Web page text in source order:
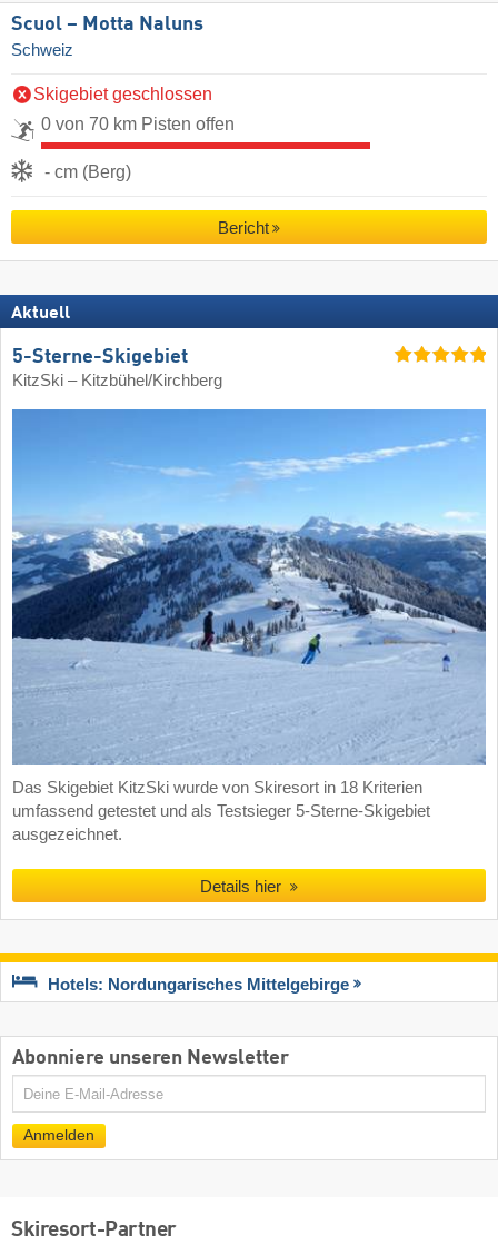
Scuol – Motta Naluns
Schweiz
Skigebiet geschlossen
0 von 70 km Pisten offen
- cm (Berg)
Bericht
Aktuell
5-Sterne-Skigebiet
KitzSki – Kitzbühel/​Kirchberg
Das Skigebiet KitzSki wurde von Skiresort in 18 Kriterien
umfassend getestet und als Testsieger 5-Sterne-Skigebiet
ausgezeichnet.
Details hier
Hotels: Nordungarisches Mittelgebirge
Abonniere unseren Newsletter
E-
Anmelden
Skiresort-Partner